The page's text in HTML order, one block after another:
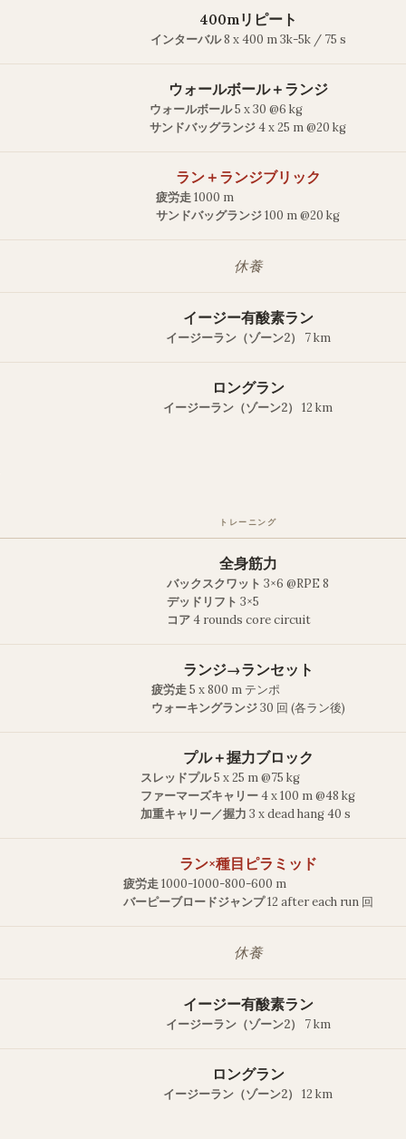
400mリピート
インターバル8 x 400 m 3k-5k / 75 s
ウォールボール＋ランジ
ウォールボール5 x 30 @6 kg
サンドバッグランジ4 x 25 m @20 kg
ラン＋ランジブリック
疲労走1000 m
サンドバッグランジ100 m @20 kg
休養
イージー有酸素ラン
イージーラン（ゾーン2） 7 km
ロングラン
イージーラン（ゾーン2） 12 km
トレーニング
全身筋力
バックスクワット 3×6 @RPE 8
デッドリフト 3×5
コア4 rounds core circuit
ランジ→ランセット
疲労走5 x 800 m テンポ
ウォーキングランジ30 回 (各ラン後)
プル＋握力ブロック
スレッドプル5 x 25 m @75 kg
ファーマーズキャリー4 x 100 m @48 kg
加重キャリー／握力 3 x dead hang 40 s
ラン×種目ピラミッド
疲労走1000-1000-800-600 m
バーピーブロードジャンプ12 after each run 回
休養
イージー有酸素ラン
イージーラン（ゾーン2） 7 km
ロングラン
イージーラン（ゾーン2） 12 km